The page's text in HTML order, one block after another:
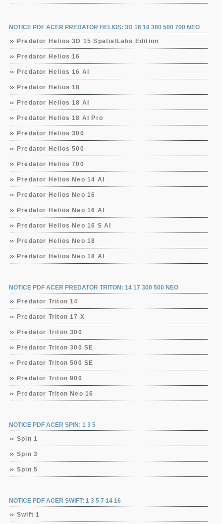
NOTICE PDF ACER PREDATOR HELIOS: 3D 16 18 300 500 700 NEO
Predator Helios 3D 15 SpatialLabs Edition
Predator Helios 16
Predator Helios 16 AI
Predator Helios 18
Predator Helios 18 AI
Predator Helios 18 AI Pro
Predator Helios 300
Predator Helios 500
Predator Helios 700
Predator Helios Neo 14 AI
Predator Helios Neo 16
Predator Helios Neo 16 AI
Predator Helios Neo 16 S AI
Predator Helios Neo 18
Predator Helios Neo 18 AI
NOTICE PDF ACER PREDATOR TRITON: 14 17 300 500 NEO
Predator Triton 14
Predator Triton 17 X
Predator Triton 300
Predator Triton 300 SE
Predator Triton 500 SE
Predator Triton 900
Predator Triton Neo 16
NOTICE PDF ACER SPIN: 1 3 5
Spin 1
Spin 3
Spin 5
NOTICE PDF ACER SWIFT: 1 3 5 7 14 16
Swift 1